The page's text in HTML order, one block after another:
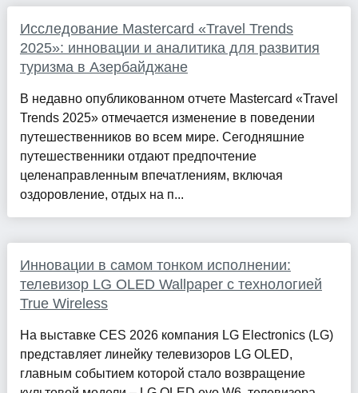
Исследование Mastercard «Travel Trends
2025»: инновации и аналитика для развития
туризма в Азербайджане
В недавно опубликованном отчете Mastercard «Travel
Trends 2025» отмечается изменение в поведении
путешественников во всем мире. Сегодняшние
путешественники отдают предпочтение
целенаправленным впечатлениям, включая
оздоровление, отдых на п...
Инновации в самом тонком исполнении:
телевизор LG OLED Wallpaper с технологией
True Wireless
На выставке CES 2026 компания LG Electronics (LG)
представляет линейку телевизоров LG OLED,
главным событием которой стало возвращение